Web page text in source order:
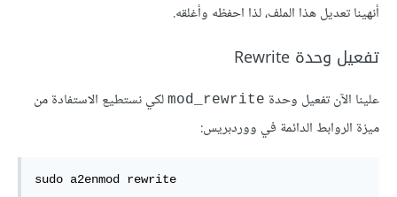
أنهينا تعديل هذا الملف، لذا احفظه وأغلقه.
تفعيل وحدة Rewrite
علينا الآن تفعيل وحدة mod_rewrite لكي نستطيع الاستفادة من
ميزة الروابط الدائمة في ووردبريس:
sudo a2enmod rewrite